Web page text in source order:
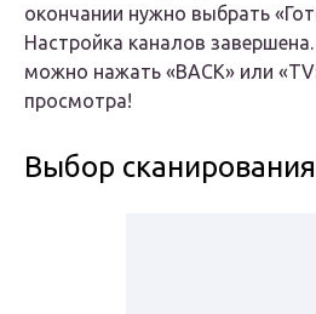
окончании нужно выбрать
Настройка каналов
можно нажать «BACK» или
просмотра!
Выбор сканирования